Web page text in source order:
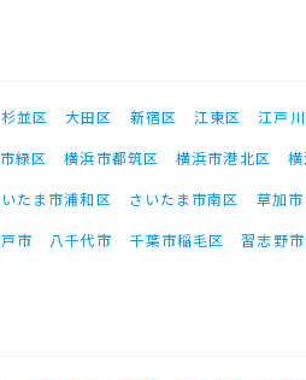
杉並区 大田区 新宿区 江東区 江戸
緑区 横浜市都筑区 横浜市港北区
たま市浦和区 さいたま市南区 草加市
市 八千代市 千葉市稲毛区 習志野市